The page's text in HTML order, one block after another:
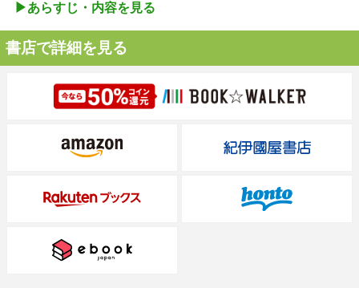
▶︎あらすじ・内容を見る
書店で詳細を見る